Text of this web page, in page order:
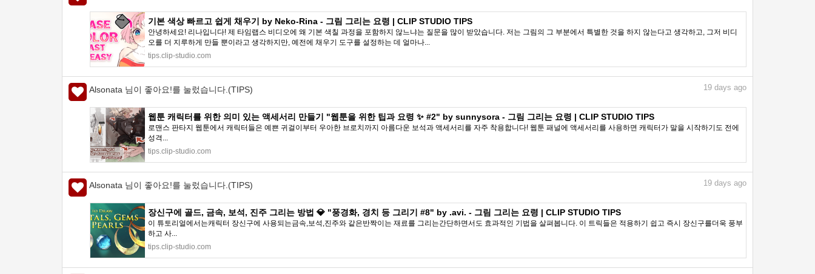
기본 색상 빠르고 쉽게 채우기 by Neko-Rina - 그림 그리는 요령 | CLIP STUDIO TIPS
안녕하세요! 리나입니다! 제 타임랩스 비디오에 왜 기본 색칠 과정을 포함하지 않느냐는 질문을 많이 받았습니다. 저는 그림의 그 부분에서 특별한 것을 하지 않는다고 생각하고, 그저 비디
오를 더 지루하게 만들 뿐이라고 생각하지만, 예전에 채우기 도구를 설정하는 데 얼마나...
tips.clip-studio.com
Alsonata 님이 좋아요!를 눌렀습니다.(TIPS) 19 days ago
웹툰 캐릭터를 위한 의미 있는 액세서리 만들기 "웹툰을 위한 팁과 요령 ✨ #2" by sunnysora - 그림 그리는 요령 | CLIP STUDIO TIPS
로맨스 판타지 웹툰에서 캐릭터들은 예쁜 귀걸이부터 우아한 브로치까지 아름다운 보석과 액세서리를 자주 착용합니다! 웹툰 패널에 액세서리를 사용하면 캐릭터가 말을 시작하기도 전에
성격...
tips.clip-studio.com
Alsonata 님이 좋아요!를 눌렀습니다.(TIPS) 19 days ago
장신구에 골드, 금속, 보석, 진주 그리는 방법 💎 "풍경화, 경치 등 그리기 #8" by .avi. - 그림 그리는 요령 | CLIP STUDIO TIPS
이 튜토리얼에서는캐릭터 장신구에 사용되는금속,보석,진주와 같은반짝이는 재료를 그리는간단하면서도 효과적인 기법을 살펴봅니다. 이 트릭들은 적용하기 쉽고 즉시 장신구를더욱 풍부
하고 사...
tips.clip-studio.com